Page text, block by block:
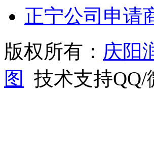
正宁公司申请
版权所有： 庆阳
图
技术支持QQ/